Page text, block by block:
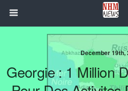
December 19th,
Georgie : 1 Million